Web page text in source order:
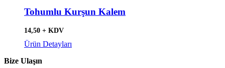
Tohumlu Kurşun Kalem
14,50 + KDV
Ürün Detayları
Bize Ulaşın